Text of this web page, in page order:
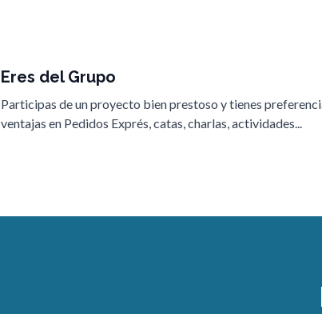
Eres del Grupo
Participas de un proyecto bien prestoso y tienes
ventajas en Pedidos Exprés, catas, charlas, actividades...